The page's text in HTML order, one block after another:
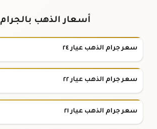
أسعار الذهب بالجرام
سعر جرام الذهب عيار ٢٤
سعر جرام الذهب عيار ٢٢
سعر جرام الذهب عيار ٢١